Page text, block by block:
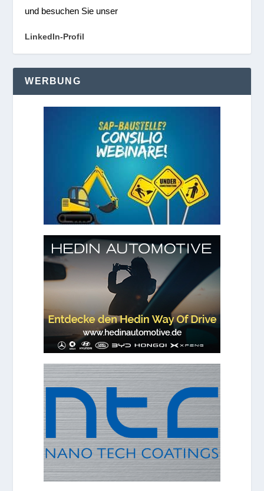
und besuchen Sie unser
LinkedIn-Profil
WERBUNG